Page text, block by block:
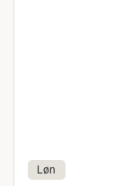
Løn